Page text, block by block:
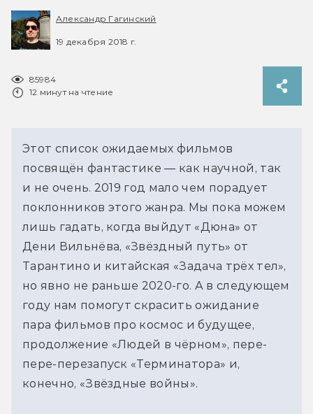
Александр Гагинский
19 декабря 2018 г.
85984
12 минут на чтение
Этот список ожидаемых фильмов
посвящён фантастике — как научной, так
и не очень. 2019 год мало чем порадует
поклонников этого жанра. Мы пока можем
лишь гадать, когда выйдут «Дюна» от
Дени Вильнёва, «Звёздный путь» от
Тарантино и китайская «Задача трёх тел»,
но явно не раньше 2020-го. А в следующем
году нам помогут скрасить ожидание
пара фильмов про космос и будущее,
продолжение «Людей в чёрном», пере-
пере-перезапуск «Терминатора» и,
конечно, «Звёздные войны».